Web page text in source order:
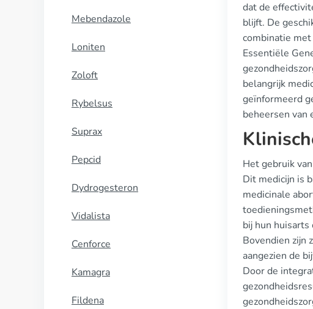
Mebendazole
Loniten
Zoloft
Rybelsus
Suprax
Pepcid
Dydrogesteron
Vidalista
Cenforce
Kamagra
Fildena
dat de
blijft. De
combinatie
Essentiële
belangrijk
geïnformeerd
beheersen van
Het gebruik
Dit medicijn is
medicinale
bij hun
Bovendien zijn
aangezien de
Door de